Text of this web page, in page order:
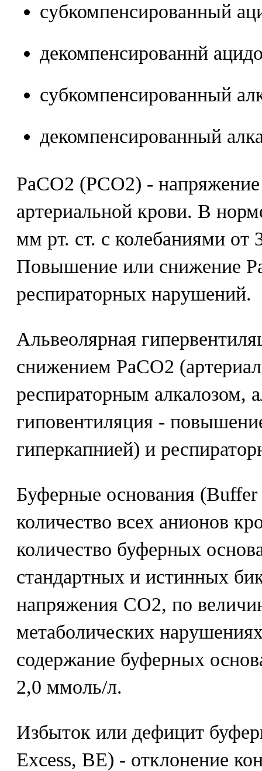
субкомпенсированный
декомпенсированнй
субкомпенсированный
декомпенсированный
РаСО2 (РСО2) - напряжение
артериальной крови. В
мм рт. ст. с колебаниями от
Повышение или снижение
респираторных нарушений.
Альвеолярная
снижением РаСО2
респираторным алкалозом,
гиповентиляция -
гиперкапнией) и
Буферные основания
количество всех анионов
количество буферных
стандартных и истинных
напряжения СО2, по
метаболических
содержание буферных
2,0 ммоль/л.
Избыток или дефицит
Excess, BE) - отклонение